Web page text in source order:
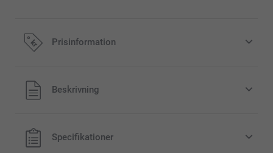
Prisinformation
Alla priser är i svenska kronor (SEK), inklusive moms och
exklusive porto.
Beskrivning
Specifikationer